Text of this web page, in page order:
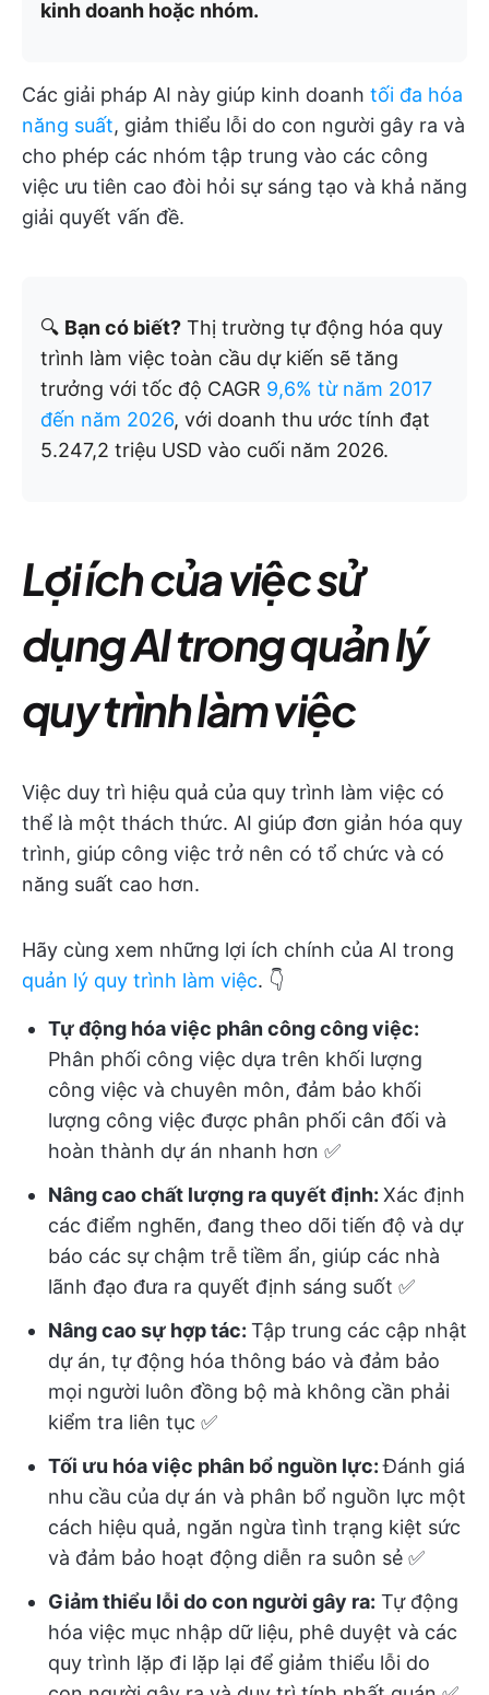
kinh doanh hoặc nhóm.
Các giải pháp AI này giúp kinh doanh tối đa hóa
năng suất, giảm thiểu lỗi do con người gây ra và
cho phép các nhóm tập trung vào các công
việc ưu tiên cao đòi hỏi sự sáng tạo và khả năng
giải quyết vấn đề.
🔍 Bạn có biết? Thị trường tự động hóa quy
trình làm việc toàn cầu dự kiến sẽ tăng
trưởng với tốc độ CAGR 9,6% từ năm 2017
đến năm 2026, với doanh thu ước tính đạt
5.247,2 triệu USD vào cuối năm 2026.
Lợi ích của việc sử
dụng AI trong quản lý
quy trình làm việc
Việc duy trì hiệu quả của quy trình làm việc có
thể là một thách thức. AI giúp đơn giản hóa quy
trình, giúp công việc trở nên có tổ chức và có
năng suất cao hơn.
Hãy cùng xem những lợi ích chính của AI trong
quản lý quy trình làm việc. 👇
Tự động hóa việc phân công công việc:
Phân phối công việc dựa trên khối lượng
công việc và chuyên môn, đảm bảo khối
lượng công việc được phân phối cân đối và
hoàn thành dự án nhanh hơn ✅
Nâng cao chất lượng ra quyết định: Xác định
các điểm nghẽn, đang theo dõi tiến độ và dự
báo các sự chậm trễ tiềm ẩn, giúp các nhà
lãnh đạo đưa ra quyết định sáng suốt ✅
Nâng cao sự hợp tác: Tập trung các cập nhật
dự án, tự động hóa thông báo và đảm bảo
mọi người luôn đồng bộ mà không cần phải
kiểm tra liên tục ✅
Tối ưu hóa việc phân bổ nguồn lực:Đánh giá
nhu cầu của dự án và phân bổ nguồn lực một
cách hiệu quả, ngăn ngừa tình trạng kiệt sức
và đảm bảo hoạt động diễn ra suôn sẻ ✅
Giảm thiểu lỗi do con người gây ra: Tự động
hóa việc mục nhập dữ liệu, phê duyệt và các
quy trình lặp đi lặp lại để giảm thiểu lỗi do